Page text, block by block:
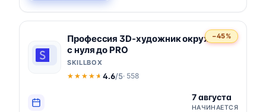
−45%
Профессия 3D-художник окружения
с нуля до PRO
SKILLBOX
★★★★★
★★★★★ 4.6/5· 558
7 августа
НАЧИНАЕТСЯ